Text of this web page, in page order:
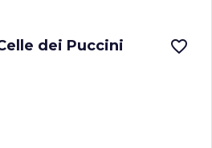
dei Puccini favorite_border